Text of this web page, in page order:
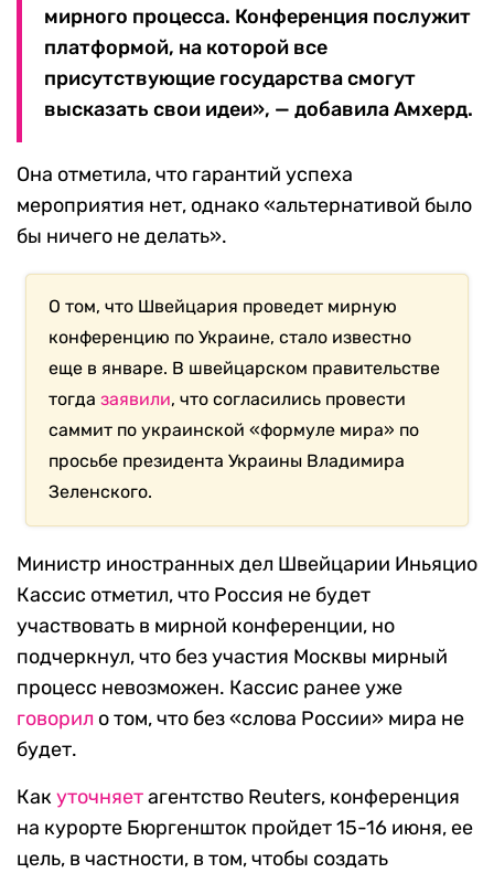
мирного процесса. Конференция послужит
платформой, на которой все
присутствующие государства смогут
высказать свои идеи», — добавила Амхерд.
Она отметила, что гарантий успеха
мероприятия нет, однако «альтернативой было
бы ничего не делать».
О том, что Швейцария проведет мирную
конференцию по Украине, стало известно
еще в январе. В швейцарском правительстве
тогдазаявили, что согласились провести
саммит по украинской «формуле мира» по
просьбе президента Украины Владимира
Зеленского.
Министр иностранных дел Швейцарии Иньяцио
Кассис отметил, что Россия не будет
участвовать в мирной конференции, но
подчеркнул, что без участия Москвы мирный
процесс невозможен. Кассис ранее уже
говорил о том, что без «слова России» мира не
будет.
Какуточняетагентство Reuters, конференция
на курорте Бюргеншток пройдет 15-16 июня, ее
цель, в частности, в том, чтобы создать